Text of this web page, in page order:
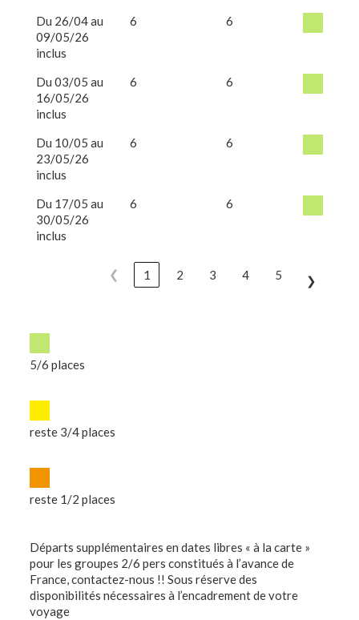
Du 26/04 au
09/05/26
inclus
6 6
Du 03/05 au
16/05/26
inclus
6 6
Du 10/05 au
23/05/26
inclus
6 6
Du 17/05 au
30/05/26
inclus
6 6
❮ 1 2 3 4 5 ❯
5/6 places
reste 3/4 places
reste 1/2 places
Départs supplémentaires en dates libres « à la carte »
pour les groupes 2/6 pers constitués à l’avance de
France, contactez-nous !! Sous réserve des
disponibilités nécessaires à l’encadrement de votre
voyage